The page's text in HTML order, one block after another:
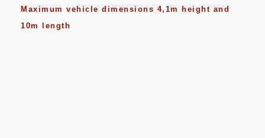
Maximum vehicle dimensions 4,1m height and
10m length